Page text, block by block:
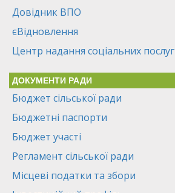
Довідник ВПО
єВідновлення
Центр надання соціальних послуг
ДОКУМЕНТИ РАДИ
Бюджет сільської ради
Бюджетні паспорти
Бюджет участі
Регламент сільської ради
Місцеві податки та збори